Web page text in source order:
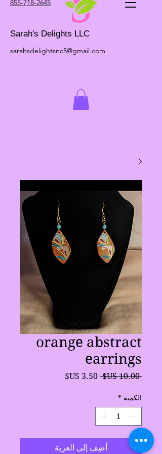
855-718-2645
Sarah's Delights LLC
sarahsdelightsnc5@gmail.com
orange abstract
earrings
‏10.00 US$
سعر
الكمية *
أضِف إلى العربة